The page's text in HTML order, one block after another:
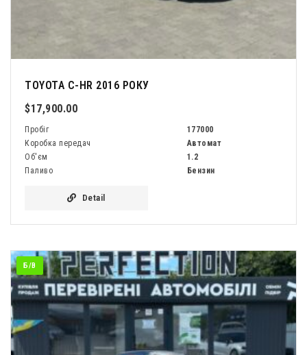
TOYOTA C-HR 2016 РОКУ
$17,900.00
Пробіг
177000
Коробка передач
Автомат
Об'єм
1.2
Паливо
Бензин
Detail
Б/В